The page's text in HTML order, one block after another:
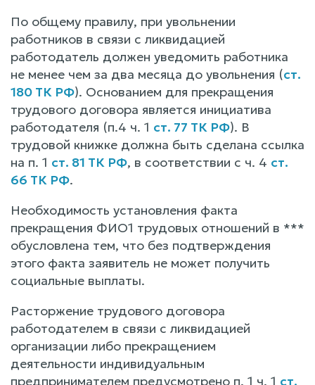
По общему правилу, при увольнении
работников в связи с ликвидацией
работодатель должен уведомить работника
не менее чем за два месяца до увольнения (ст.
180 ТК РФ). Основанием для прекращения
трудового договора является инициатива
работодателя (п.4 ч. 1 ст. 77 ТК РФ). В
трудовой книжке должна быть сделана ссылка
на п. 1 ст. 81 ТК РФ, в соответствии с ч. 4 ст.
66 ТК РФ.
Необходимость установления факта
прекращения ФИО1 трудовых отношений в ***
обусловлена тем, что без подтверждения
этого факта заявитель не может получить
социальные выплаты.
Расторжение трудового договора
работодателем в связи с ликвидацией
организации либо прекращением
деятельности индивидуальным
предпринимателем предусмотрено п. 1 ч. 1 ст.